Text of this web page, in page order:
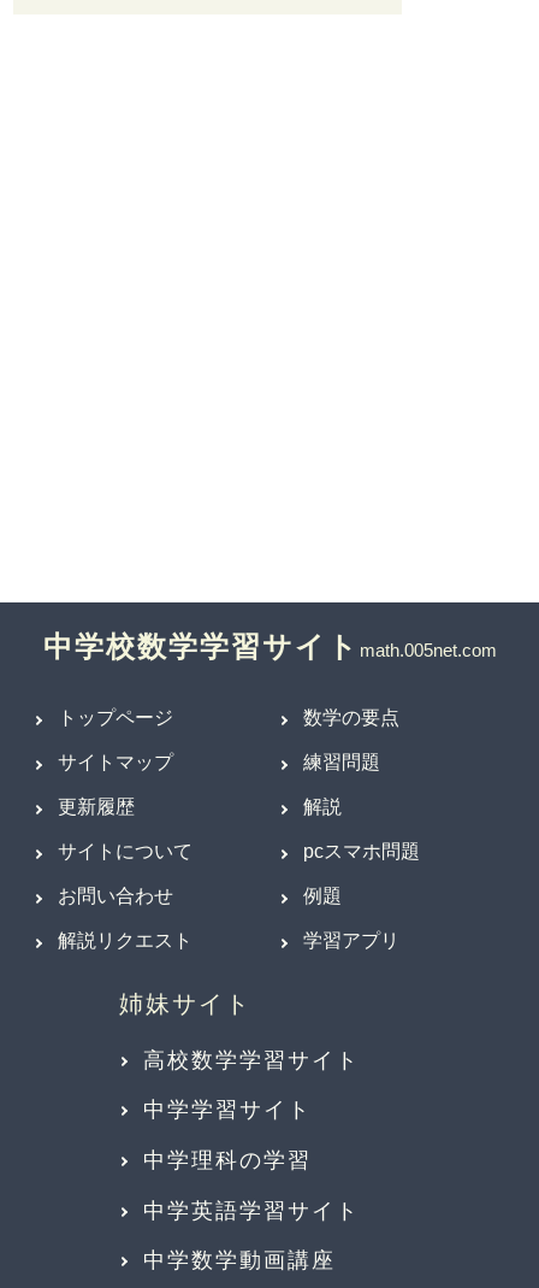
中学校数学学習サイト
トップページ
サイトマップ
更新履歴
サイトについて
お問い合わせ
解説リクエスト
数学の要点
練習問題
解説
pcスマホ問題
例題
学習アプリ
高校数学学習サイト
中学学習サイト
中学理科の学習
中学英語学習サイト
中学数学動画講座